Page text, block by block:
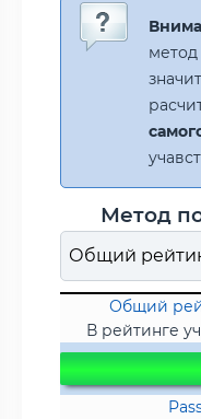
метод
Метод
Общий
В рейтинге